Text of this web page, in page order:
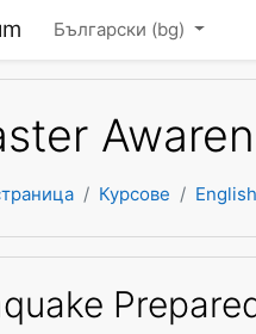
Български ‎(bg)‎
Курсове English